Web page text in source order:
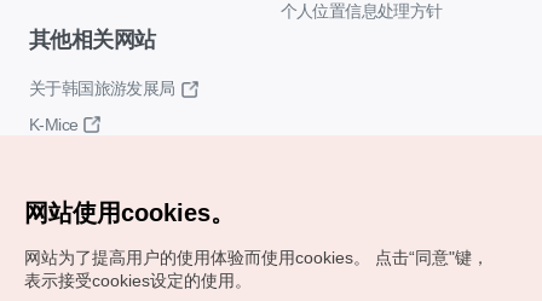
个人位置信息处理方针
其他相关网站
关于韩国旅游发展局
K-Mice
网站使用cookies。
网站为了提高用户的使用体验而使用cookies。
点击“同意"键，
表示接受cookies设定的使用。